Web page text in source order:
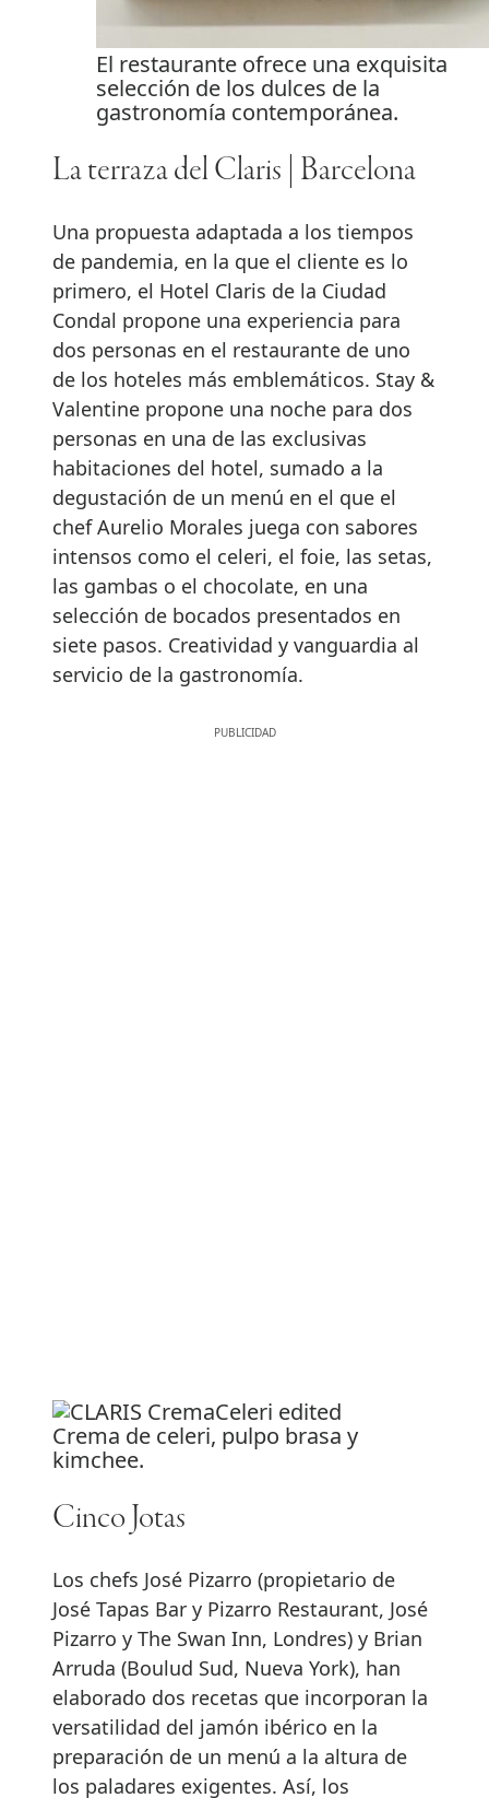
El restaurante ofrece una exquisita
selección de los dulces de la
gastronomía contemporánea.
La terraza del Claris | Barcelona
Una propuesta adaptada a los tiempos
de pandemia, en la que el cliente es lo
primero, el Hotel Claris de la Ciudad
Condal propone una experiencia para
dos personas en el restaurante de uno
de los hoteles más emblemáticos. Stay &
Valentine propone una noche para dos
personas en una de las exclusivas
habitaciones del hotel, sumado a la
degustación de un menú en el que el
chef Aurelio Morales juega con sabores
intensos como el celeri, el foie, las setas,
las gambas o el chocolate, en una
selección de bocados presentados en
siete pasos. Creatividad y vanguardia al
servicio de la gastronomía.
Crema de celeri, pulpo brasa y
kimchee.
Cinco Jotas
Los chefs José Pizarro (propietario de
José Tapas Bar y Pizarro Restaurant, José
Pizarro y The Swan Inn, Londres) y Brian
Arruda (Boulud Sud, Nueva York), han
elaborado dos recetas que incorporan la
versatilidad del jamón ibérico en la
preparación de un menú a la altura de
los paladares exigentes. Así, los